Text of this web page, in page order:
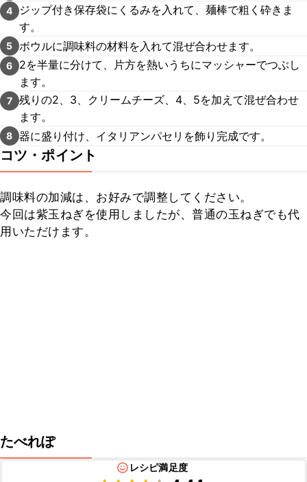
4
ジップ付き保存袋にくるみを入れて、麺棒で粗く砕きま
す。
5 ボウルに調味料の材料を入れて混ぜ合わせます。
6
2を半量に分けて、片方を熱いうちにマッシャーでつぶし
ます。
7 残りの2、3、クリームチーズ、4、5を加えて混ぜ合わせ
ます。
8 器に盛り付け、イタリアンパセリを飾り完成です。
コツ・ポイント
調味料の加減は、お好みで調整してください。
今回は紫玉ねぎを使用しましたが、普通の玉ねぎでも代
用いただけます。
たべれぽ
レシピ満足度